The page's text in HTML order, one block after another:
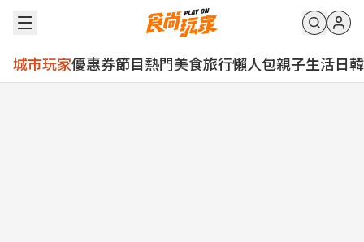
城市玩家優惠券節目熱門美食旅行懶人包親子生活日韓